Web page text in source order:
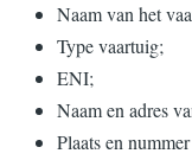
Naam van het
Type vaartuig;
ENI;
Naam en adres
Plaats en